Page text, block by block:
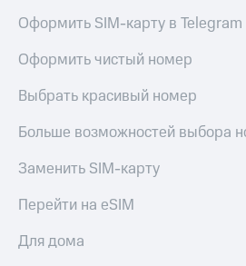
и
дом
Планшеты
Акции
и
скидки
товары
Оформить SIM-карту в Telegram
Оформить чистый номер
Выбрать красивый номер
Больше возможностей выбора
Заменить SIM-карту
Перейти на eSIM
Для дома